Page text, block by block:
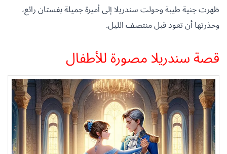
ظهرت جنية طيبة وحولت سندريلا إلى أميرة جميلة بفستان رائع،
وحذرتها أن تعود قبل منتصف الليل.
قصة سندريلا مصورة للأطفال